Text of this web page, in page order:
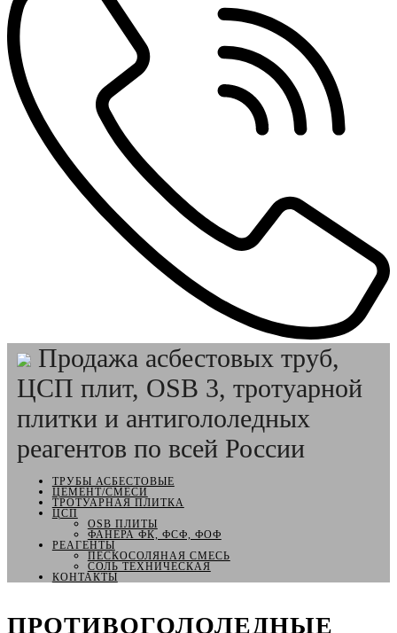
Продажа асбестовых труб,
ЦСП плит, OSB 3, тротуарной
плитки и антигололедных
реагентов по всей России
ТРУБЫ АСБЕСТОВЫЕ
ЦЕМЕНТ/СМЕСИ
ТРОТУАРНАЯ ПЛИТКА
ЦСП
OSB ПЛИТЫ
ФАНЕРА ФК, ФСФ, ФОФ
РЕАГЕНТЫ
ПЕСКОСОЛЯНАЯ СМЕСЬ
СОЛЬ ТЕХНИЧЕСКАЯ
КОНТАКТЫ
ПРОТИВОГОЛОЛЕДНЫЕ